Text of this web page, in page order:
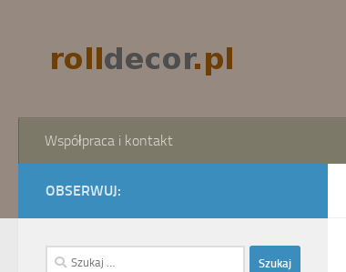
Współpraca i kontakt
OBSERWUJ:
Szukaj: